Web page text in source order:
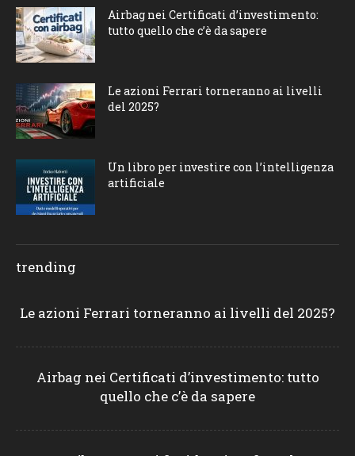
Airbag nei Certificati d’investimento:
tutto quello che c’è da sapere
Le azioni Ferrari torneranno ai livelli
del 2025?
Un libro per investire con l’intelligenza
artificiale
trending
Le azioni Ferrari torneranno ai livelli del 2025?
Airbag nei Certificati d’investimento: tutto
quello che c’è da sapere